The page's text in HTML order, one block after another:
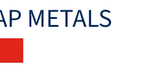
METALS